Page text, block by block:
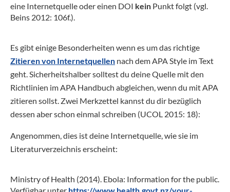
eine Internetquelle oder einen DOI kein Punkt folgt (vgl.
Beins 2012: 106f.).
Es gibt einige Besonderheiten wenn es um das richtige
Zitieren von Internetquellen nach dem APA Style im Text
geht. Sicherheitshalber solltest du deine Quelle mit den
Richtlinien im APA Handbuch abgleichen, wenn du mit APA
zitieren sollst. Zwei Merkzettel kannst du dir bezüglich
dessen aber schon einmal schreiben (UCOL 2015: 18):
Angenommen, dies ist deine Internetquelle, wie sie im
Literaturverzeichnis erscheint:
Ministry of Health (2014). Ebola: Information for the public.
Verfügbar unter https://www.health.govt.nz/your-